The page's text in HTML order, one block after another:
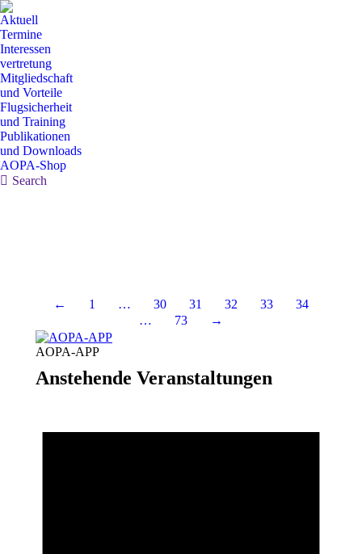
Aktuell
Termine
Interessen
vertretung
Mitgliedschaft
und Vorteile
Flugsicherheit
und Training
Publikationen
und Downloads
AOPA-Shop
Search:
Search
← 1 … 30 31 32 33
34
…
73 →
AOPA-APP
Anstehende Veranstaltungen